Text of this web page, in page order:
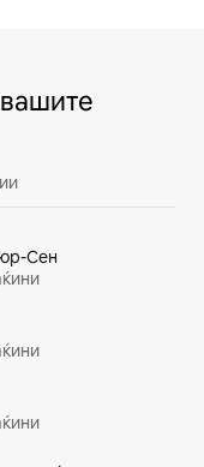
Сен